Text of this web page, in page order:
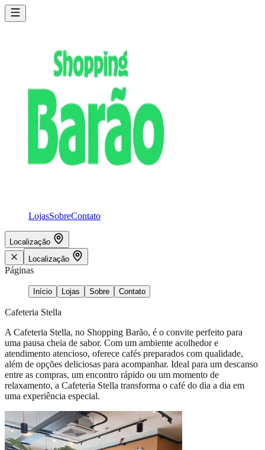
LojasSobreContato
Localização
Localização
Páginas
Início Lojas Sobre Contato
Cafeteria Stella
A Cafeteria Stella, no Shopping Barão, é o convite perfeito para
uma pausa cheia de sabor. Com um ambiente acolhedor e
atendimento atencioso, oferece cafés preparados com qualidade,
além de opções deliciosas para acompanhar. Ideal para um descanso
entre as compras, um encontro rápido ou um momento de
relaxamento, a Cafeteria Stella transforma o café do dia a dia em
uma experiência especial.